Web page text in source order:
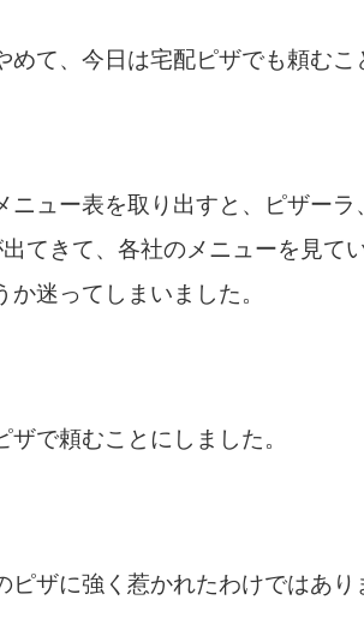
て、今日は宅配ピザでも頼むこ
ュー表を取り出すと、ピザーラ
てきて、各社のメニューを見て
迷ってしまいました。
で頼むことにしました。
ザに強く惹かれたわけではあり